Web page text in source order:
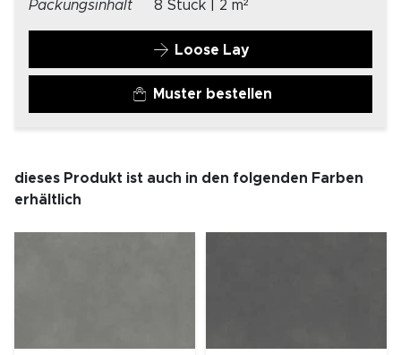
Packungsinhalt
8 Stück | 2 m²
Loose Lay
Muster bestellen
dieses Produkt ist auch in den folgenden Farben
erhältlich